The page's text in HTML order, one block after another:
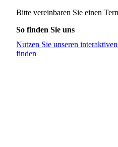
Bitte vereinbaren Sie einen
So finden Sie uns
Nutzen Sie unseren
finden